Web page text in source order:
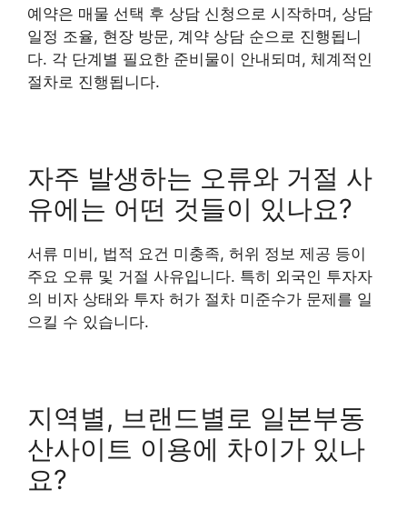
예약은 매물 선택 후 상담 신청으로 시작하며, 상담
일정 조율, 현장 방문, 계약 상담 순으로 진행됩니
다. 각 단계별 필요한 준비물이 안내되며, 체계적인
절차로 진행됩니다.
자주 발생하는 오류와 거절 사
유에는 어떤 것들이 있나요?
서류 미비, 법적 요건 미충족, 허위 정보 제공 등이
주요 오류 및 거절 사유입니다. 특히 외국인 투자자
의 비자 상태와 투자 허가 절차 미준수가 문제를 일
으킬 수 있습니다.
지역별, 브랜드별로 일본부동
산사이트 이용에 차이가 있나
요?